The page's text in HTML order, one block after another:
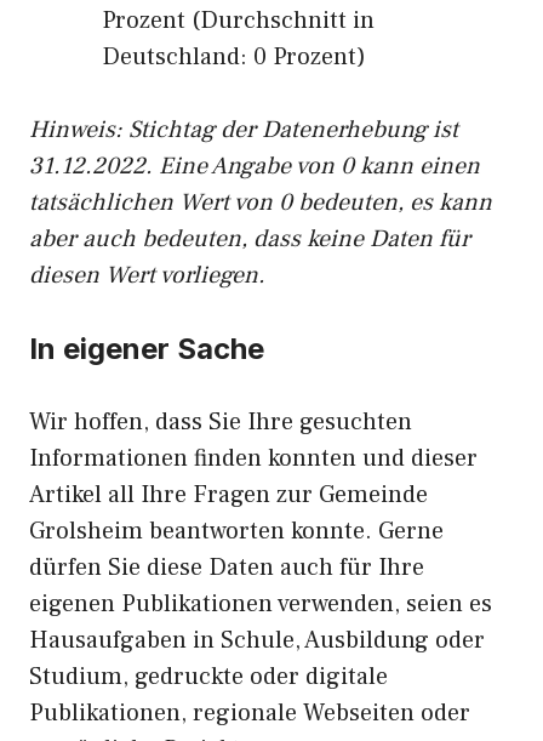
Prozent (Durchschnitt in
Deutschland: 0 Prozent)
Hinweis: Stichtag der Datenerhebung ist
31.12.2022. Eine Angabe von 0 kann einen
tatsächlichen Wert von 0 bedeuten, es kann
aber auch bedeuten, dass keine Daten für
diesen Wert vorliegen.
In eigener Sache
Wir hoffen, dass Sie Ihre gesuchten
Informationen finden konnten und dieser
Artikel all Ihre Fragen zur Gemeinde
Grolsheim beantworten konnte. Gerne
dürfen Sie diese Daten auch für Ihre
eigenen Publikationen verwenden, seien es
Hausaufgaben in Schule, Ausbildung oder
Studium, gedruckte oder digitale
Publikationen, regionale Webseiten oder